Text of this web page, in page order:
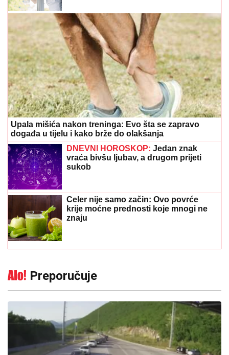
Upala mišića nakon treninga: Evo šta se zapravo
događa u tijelu i kako brže do olakšanja
DNEVNI HOROSKOP: Jedan znak
vraća bivšu ljubav, a drugom prijeti
sukob
Celer nije samo začin: Ovo povrće
krije moćne prednosti koje mnogi ne
znaju
Preporučuje